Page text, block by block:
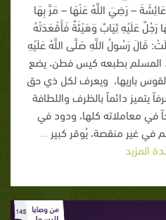
– رَضِيَ اللَّهُ عَنْهَا – مَرَّ بِهَا
رَجُلٌ عَلَيْهِ ثِيَابٌ وَهَيْئَةٌ فَأَقْعَدَتْهُ
قَالَ رَسُولُ اللَّهِ صَلَّى اللَّهُ عَلَيْهِ
المسلم بطبعه كيس فطن، يضع
باريها، ويعرف لكل ذي حق
يتميز دائماً بالظرف واللطافة
في معاملاته كلها، ودود في
في غير منقصة، يُوقر كبير ...
المزيد